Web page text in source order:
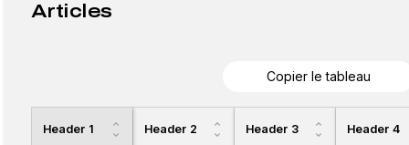
Articles
Copier le tableau
Header 1 Header 2 Header 3 Header 4